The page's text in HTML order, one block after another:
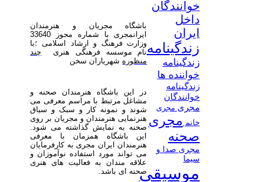
باشگاه مجریان و هنرمندان
ایرانمجری با شماره مجوز 33640
وزارت فرهنگ و ارشاد اسلامی ؛با
نام موسسه فرهنگی هنری چند
منظوره شهریاران سخن
در این باشگاه هنرمندان صحنه و
مشاغل مرتبط با مراسم معرفی می
شوند و نمونه کار و سبک و سیاق
هنرنمایی هنرمندان و مجریان بر روی
صحنه به نمایش گذاشته می شود.
این باشگاه همزمان با معرفی
هنرمندان ایران مجری به کارفرمایان
می تواند مورد استفاده نوآموزان و
علاقه مندان به فعالیت های هنری
صحنه ای باشد.
خوانندگان
داخل
ایران
زندگینامه
زندگینامه
خواننده ها
زندگینامه
خوانندگان
مجری مجری
خانم مجری
صحنه
مجری صدا و
سیما
موسیقی